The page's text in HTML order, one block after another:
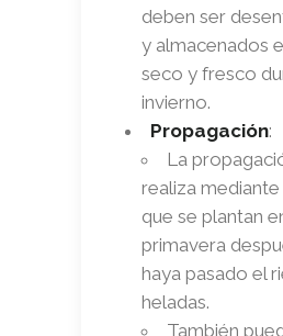
deben ser
y almacenados
seco y fresco
invierno.
Propagación:
La
realiza mediante
que se plantan
primavera
haya pasado el
heladas.
También